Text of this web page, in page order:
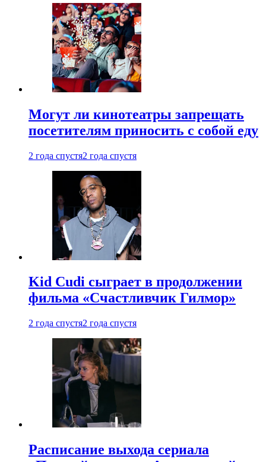
Могут ли кинотеатры запрещать
посетителям приносить с собой еду
2 года спустя2 года спустя
Kid Cudi сыграет в продолжении
фильма «Счастливчик Гилмор»
2 года спустя2 года спустя
Расписание выхода сериала